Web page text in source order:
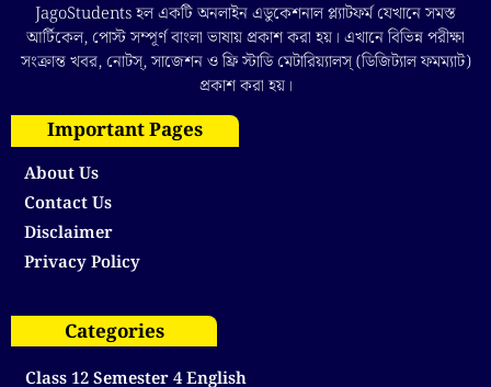
JagoStudents হল একটি অনলাইন এডুকেশনাল প্ল্যাটফর্ম যেখানে সমস্ত
আর্টিকেল, পোস্ট সম্পূর্ণ বাংলা ভাষায় প্রকাশ করা হয়। এখানে বিভিন্ন পরীক্ষা
সংক্রান্ত খবর, নোটস্, সাজেশন ও ফ্রি স্টাডি মেটারিয়্যালস্ (ডিজিট্যাল ফমম্যাট)
প্রকাশ করা হয়।
Important Pages
About Us
Contact Us
Disclaimer
Privacy Policy
Categories
Class 12 Semester 4 English